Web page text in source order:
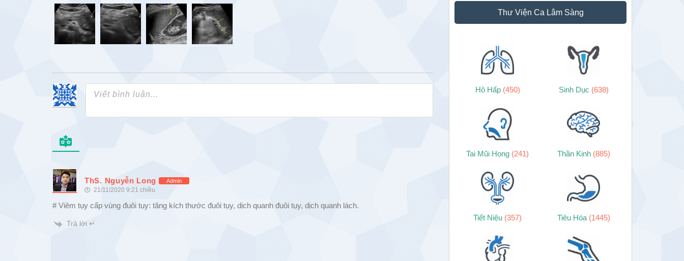
ThS. Nguyễn Long Admin
21/11/2020 9:21 chiều
# Viêm tụy cấp vùng đuôi tụy: tăng kích thước đuôi tụy, dịch quanh đuôi tụy, dịch quanh lách.
Trả lời ↵
Thư Viện Ca Lâm Sàng
Hô Hấp (450) Sinh Dục (638)
Tai Mũi Họng (241) Thần Kinh (885)
Tiết Niệu (357) Tiêu Hóa (1445)